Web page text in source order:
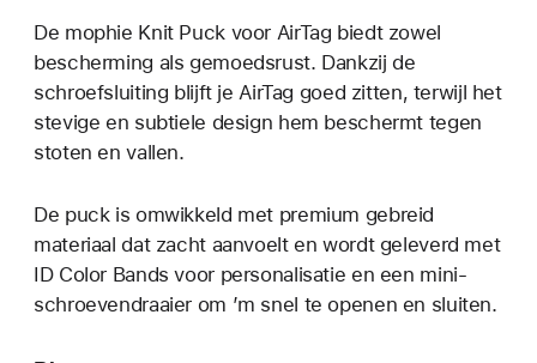
De mophie Knit Puck voor AirTag biedt zowel
bescherming als gemoedsrust. Dankzij de
schroefsluiting blijft je AirTag goed zitten, terwijl het
stevige en subtiele design hem beschermt tegen
stoten en vallen.
De puck is omwikkeld met premium gebreid
materiaal dat zacht aanvoelt en wordt geleverd met
ID Color Bands voor personalisatie en een mini-
schroevendraaier om ’m snel te openen en sluiten.